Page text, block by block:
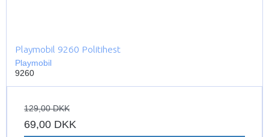
Playmobil 9260 Politihest
Playmobil
9260
129,00 DKK
69,00 DKK